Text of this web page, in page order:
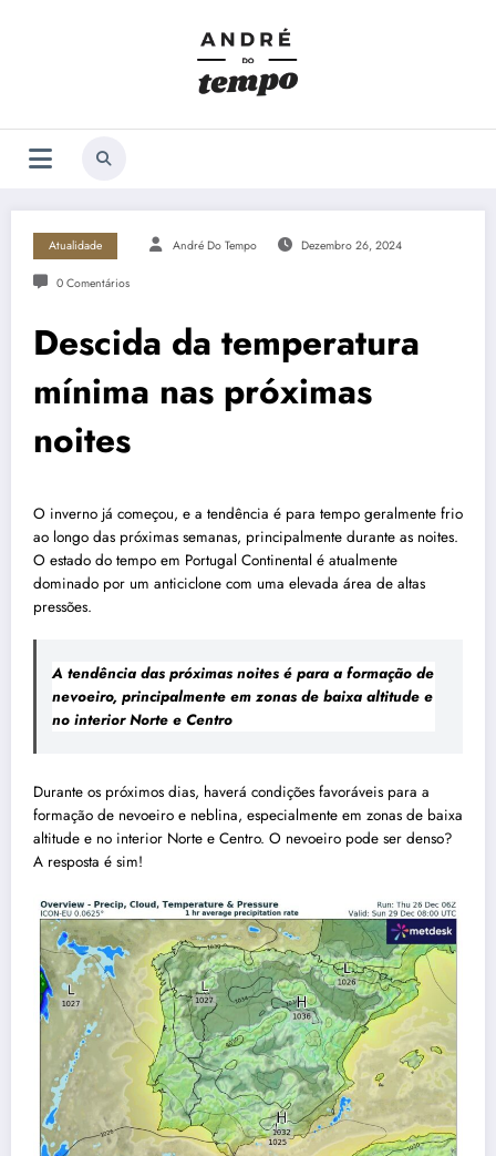
Atualidade André Do Tempo Dezembro 26, 2024
0 Comentários
Descida da temperatura
mínima nas próximas
noites
O inverno já começou, e a tendência é para tempo geralmente frio
ao longo das próximas semanas, principalmente durante as noites.
O estado do tempo em Portugal Continental é atualmente
dominado por um anticiclone com uma elevada área de altas
pressões.
A tendência das próximas noites é para a formação de
nevoeiro, principalmente em zonas de baixa altitude e
no interior Norte e Centro
Durante os próximos dias, haverá condições favoráveis para a
formação de nevoeiro e neblina, especialmente em zonas de baixa
altitude e no interior Norte e Centro. O nevoeiro pode ser denso?
A resposta é sim!